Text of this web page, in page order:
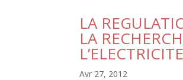
LA
LA
Avr 27, 2012